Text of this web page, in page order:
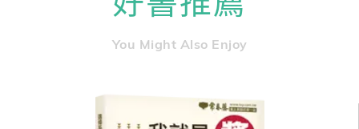
You Might Also Enjoy